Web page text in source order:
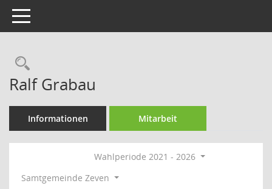
Toggle navigation
Rechercheauswahl
Ralf Grabau
Informationen Mitarbeit
Wahlperiode 2021 - 2026
Samtgemeinde Zeven